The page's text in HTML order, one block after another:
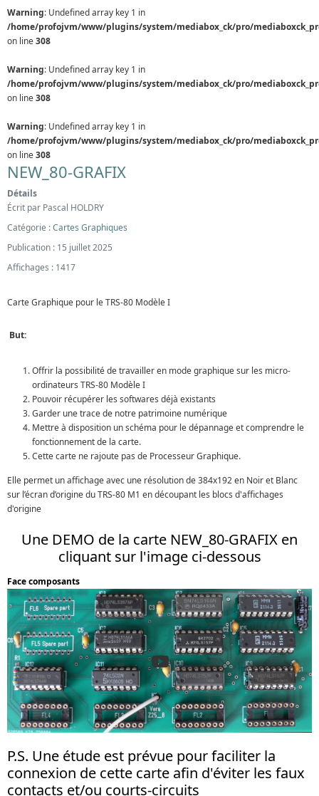
Warning: Undefined array key 1 in
/home/profojvm/www/plugins/system/mediabox_ck/pro/
on line308
Warning: Undefined array key 1 in
/home/profojvm/www/plugins/system/mediabox_ck/pro/
on line308
Warning: Undefined array key 1 in
/home/profojvm/www/plugins/system/mediabox_ck/pro/
on line308
NEW_80-GRAFIX
Détails
Écrit par Pascal HOLDRY
Catégorie :Cartes Graphiques
Publication : 15 juillet 2025
Affichages : 1417
Carte Graphique pour le TRS-80 Modèle I
But:
Offrir la possibilité de travailler en mode graphique sur les micro-
ordinateurs TRS-80 Modèle I
Pouvoir récupérer les softwares déjà existants
Garder une trace de notre patrimoine numérique
Mettre à disposition un schéma pour le dépannage et comprendre le
fonctionnement de la carte.
Cette carte ne rajoute pas de Processeur Graphique.
Elle permet un affichage avec une résolution de 384x192 en Noir et Blanc
sur l’écran d’origine du TRS-80 M1 en découpant les blocs d'affichages
d'origine
Une DEMO de la carte NEW_80-GRAFIX en
cliquant sur l'image ci-dessous
Face composants
P.S. Une étude est prévue pour faciliter la
connexion de cette carte afin d'éviter les faux
contacts et/ou courts-circuits